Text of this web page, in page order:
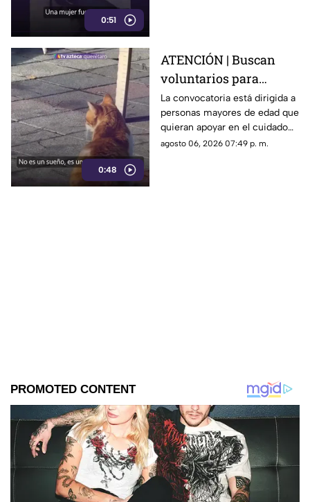
0:51
0:48
ATENCIÓN | Buscan
voluntarios para
cuidar gatos en una
isla de Grecia
La convocatoria está dirigida a
personas mayores de edad que
quieran apoyar en el cuidado
de gatos rescatados mientras
agosto 06, 2026 07:49 p. m.